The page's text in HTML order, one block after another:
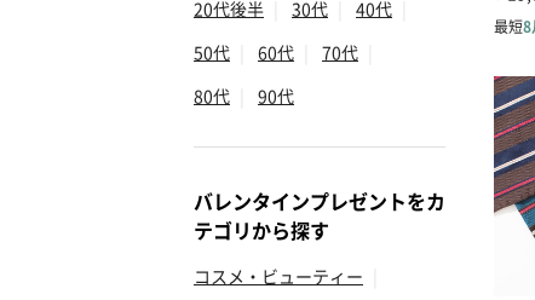
20代後半
30代 40代
50代
60代 70代
80代
90代
バレンタインプレゼントをカ
テゴリから探す
コスメ・ビューティー